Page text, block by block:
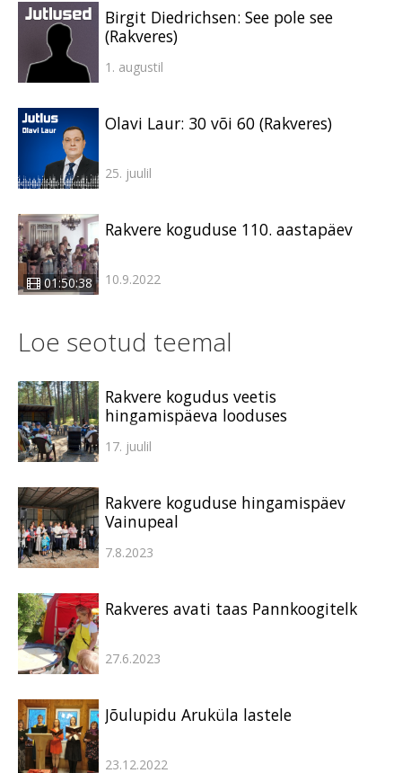
Birgit Diedrichsen: See pole see
(Rakveres)
1. augustil
Olavi Laur: 30 või 60 (Rakveres)
25. juulil
01:50:38
Rakvere koguduse 110. aastapäev
10.9.2022
Loe seotud teemal
Rakvere kogudus veetis
hingamispäeva looduses
17. juulil
Rakvere koguduse hingamispäev
Vainupeal
7.8.2023
Rakveres avati taas Pannkoogitelk
27.6.2023
Jõulupidu Aruküla lastele
23.12.2022